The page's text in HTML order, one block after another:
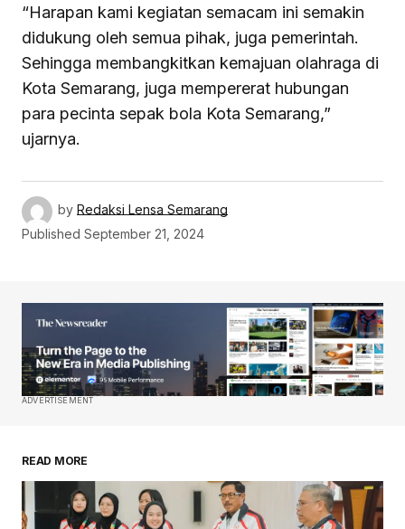
“Harapan kami kegiatan semacam ini semakin
didukung oleh semua pihak, juga pemerintah.
Sehingga membangkitkan kemajuan olahraga di
Kota Semarang, juga mempererat hubungan
para pecinta sepak bola Kota Semarang,”
ujarnya.
by Redaksi Lensa Semarang
Published September 21, 2024
ADVERTISEMENT
READ MORE